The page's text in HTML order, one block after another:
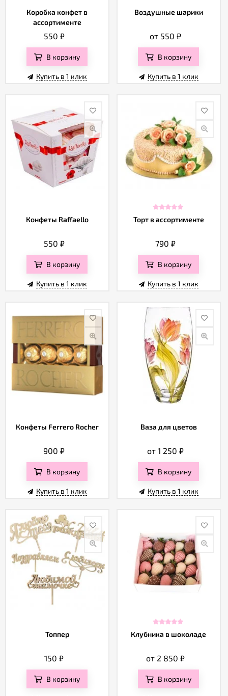
Коробка конфет в
ассортименте
550 ₽
В корзину
Купить в 1 клик
Воздушные шарики
от 550₽
В корзину
Купить в 1 клик
Конфеты Raffaello
550 ₽
В корзину
Купить в 1 клик
Торт в ассортименте
790₽
В корзину
Купить в 1 клик
Конфеты Ferrero Rocher
900₽
В корзину
Купить в 1 клик
Ваза для цветов
от 1 250₽
В корзину
Купить в 1 клик
Топпер
150₽
В корзину
Клубника в шоколаде
от 2 850₽
В корзину